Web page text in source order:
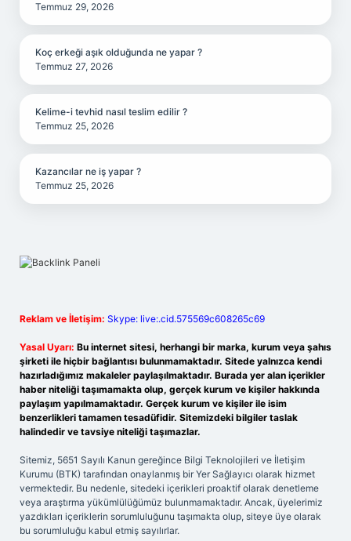
Temmuz 29, 2026
Koç erkeği aşık olduğunda ne yapar ?
Temmuz 27, 2026
Kelime-i tevhid nasıl teslim edilir ?
Temmuz 25, 2026
Kazancılar ne iş yapar ?
Temmuz 25, 2026
Reklam ve İletişim: Skype: live:.cid.575569c608265c69
Yasal Uyarı: Bu internet sitesi, herhangi bir marka, kurum veya şahıs
şirketi ile hiçbir bağlantısı bulunmamaktadır. Sitede yalnızca kendi
hazırladığımız makaleler paylaşılmaktadır. Burada yer alan içerikler
haber niteliği taşımamakta olup, gerçek kurum ve kişiler hakkında
paylaşım yapılmamaktadır. Gerçek kurum ve kişiler ile isim
benzerlikleri tamamen tesadüfidir. Sitemizdeki bilgiler taslak
halindedir ve tavsiye niteliği taşımazlar.
Sitemiz, 5651 Sayılı Kanun gereğince Bilgi Teknolojileri ve İletişim
Kurumu (BTK) tarafından onaylanmış bir Yer Sağlayıcı olarak hizmet
vermektedir. Bu nedenle, sitedeki içerikleri proaktif olarak denetleme
veya araştırma yükümlülüğümüz bulunmamaktadır. Ancak, üyelerimiz
yazdıkları içeriklerin sorumluluğunu taşımakta olup, siteye üye olarak
bu sorumluluğu kabul etmiş sayılırlar.